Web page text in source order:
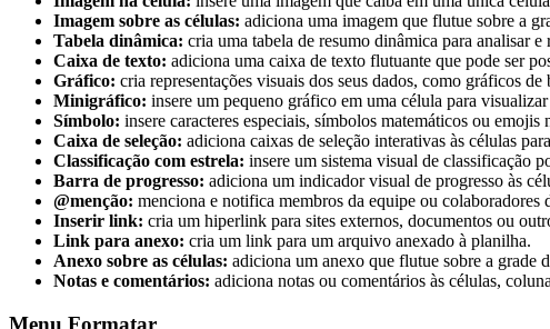
Imagem sobre as células: adiciona uma imagem que flutue sobre a
Tabela dinâmica: cria uma tabela de resumo dinâmica para analisar
Caixa de texto: adiciona uma caixa de texto flutuante que pode ser
Gráfico: cria representações visuais dos seus dados, como gráficos
Minigráfico: insere um pequeno gráfico em uma célula para
Símbolo: insere caracteres especiais, símbolos matemáticos ou emojis
Caixa de seleção: adiciona caixas de seleção interativas às células
Classificação com estrela: insere um sistema visual de classificação
Barra de progresso: adiciona um indicador visual de progresso às
@menção: menciona e notifica membros da equipe ou colaboradores
Inserir link: cria um hiperlink para sites externos, documentos ou
Link para anexo: cria um link para um arquivo anexado à planilha.
Anexo sobre as células: adiciona um anexo que flutue sobre a grade
Notas e comentários: adiciona notas ou comentários às células,
Menu Formatar